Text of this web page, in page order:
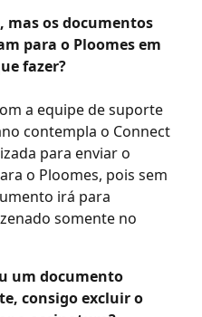
para o Ploomes em
fazer?
a equipe de suporte
contempla o Connect
para enviar o
o Ploomes, pois sem
irá para
somente no
um documento
consigo excluir o